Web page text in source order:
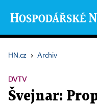
HN.cz › Archiv
DVTV
Švejnar: